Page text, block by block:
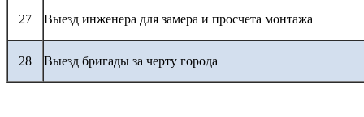
27 Выезд инженера для замера и просчета монтажа
28 Выезд бригады за черту города